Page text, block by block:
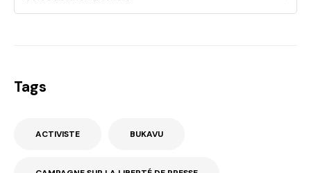
Tags
ACTIVISTE BUKAVU